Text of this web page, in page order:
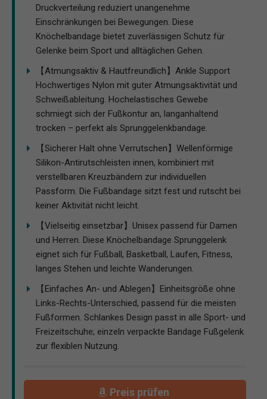
Druckverteilung reduziert unangenehme
Einschränkungen bei Bewegungen. Diese
Knöchelbandage bietet zuverlässigen Schutz für
Gelenke beim Sport und alltäglichen Gehen.
【Atmungsaktiv & Hautfreundlich】Ankle Support
Hochwertiges Nylon mit guter Atmungsaktivität und
Schweißableitung. Hochelastisches Gewebe
schmiegt sich der Fußkontur an, langanhaltend
trocken – perfekt als Sprunggelenkbandage.
【Sicherer Halt ohne Verrutschen】Wellenförmige
Silikon-Antirutschleisten innen, kombiniert mit
verstellbaren Kreuzbändern zur individuellen
Passform. Die Fußbandage sitzt fest und rutscht bei
keiner Aktivität nicht leicht.
【Vielseitig einsetzbar】Unisex passend für Damen
und Herren. Diese Knöchelbandage Sprunggelenk
eignet sich für Fußball, Basketball, Laufen, Fitness,
langes Stehen und leichte Wanderungen.
【Einfaches An- und Ablegen】Einheitsgröße ohne
Links-Rechts-Unterschied, passend für die meisten
Fußformen. Schlankes Design passt in alle Sport- und
Freizeitschuhe; einzeln verpackte Bandage Fußgelenk
zur flexiblen Nutzung.
Preis prüfen